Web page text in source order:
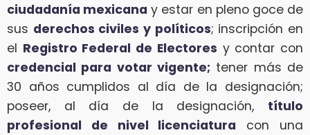
ciudadanía mexicana y estar en pleno goce de
sus derechos civiles y políticos; inscripción en
el Registro Federal de Electores y contar con
credencial para votar vigente; tener más de
30 años cumplidos al día de la designación;
poseer, al día de la designación, título
profesional de nivel licenciatura con una